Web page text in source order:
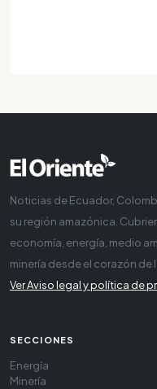
Noticias de Ecuador,
su región amazónica.
economía, energía, medio
minería desde el corazón de
Ver Aviso legal y política de
SECCIONES
Energía
Minería